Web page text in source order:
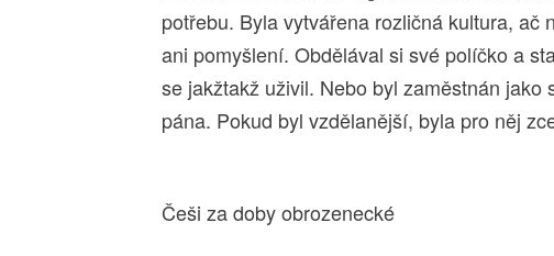
potřebu. Byla vytvářena rozličná kultura, ač
ani pomyšlení. Obdělával si své políčko a
se jakžtakž uživil. Nebo byl zaměstnán
pána. Pokud byl vzdělanější, byla pro něj
Češi za doby obrozenecké